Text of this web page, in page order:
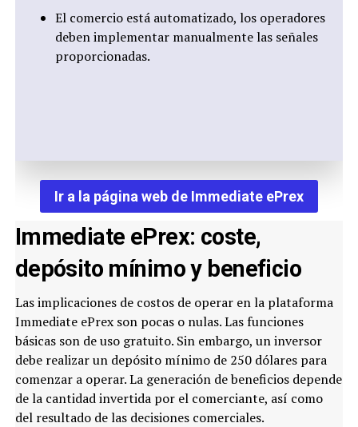
El comercio está automatizado, los operadores
deben implementar manualmente las señales
proporcionadas.
Ir a la página web de Immediate ePrex
Immediate ePrex: coste,
depósito mínimo y beneficio
Las implicaciones de costos de operar en la plataforma
Immediate ePrex son pocas o nulas. Las funciones
básicas son de uso gratuito. Sin embargo, un inversor
debe realizar un depósito mínimo de 250 dólares para
comenzar a operar. La generación de beneficios depende
de la cantidad invertida por el comerciante, así como
del resultado de las decisiones comerciales.